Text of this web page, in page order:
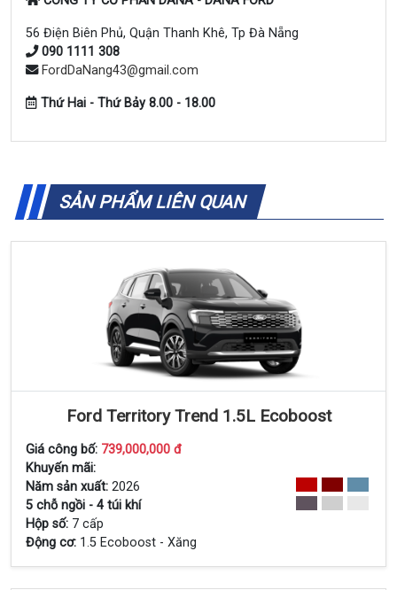
56 Điện Biên Phủ, Quận Thanh Khê, Tp Đà Nẵng
090 1111 308
FordDaNang43@gmail.com
Thứ Hai - Thứ Bảy 8.00 - 18.00
SẢN PHẨM LIÊN QUAN
Ford Territory Trend 1.5L Ecoboost
Giá công bố: 739,000,000 đ
Khuyến mãi:
Năm sản xuất: 2026
5 chỗ ngồi - 4 túi khí
Hộp số: 7 cấp
Động cơ: 1.5 Ecoboost - Xăng